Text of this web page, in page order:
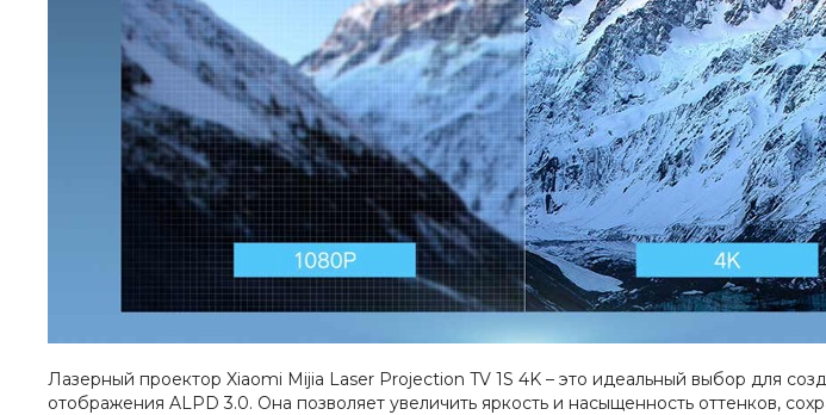
Лазерный проектор Xiaomi Mijia Laser Projection TV 1S 4K – это идеальный выбор для
отображения ALPD 3.0. Она позволяет увеличить яркость и насыщенность оттенков,